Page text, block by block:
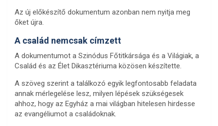
Az új előkészítő dokumentum azonban nem nyitja meg
őket újra.
A család nemcsak címzett
A dokumentumot a Szinódus Főtitkársága és a Világiak, a
Család és az Élet Dikasztériuma közösen készítette.
A szöveg szerint a találkozó egyik legfontosabb feladata
annak mérlegelése lesz, milyen lépések szükségesek
ahhoz, hogy az Egyház a mai világban hitelesen hirdesse
az evangéliumot a családoknak.